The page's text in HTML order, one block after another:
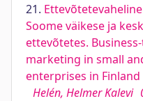
21.
Soome väikese ja
ettevõtetes.
marketing in small
enterprises in Finland
Helén, Helmer Kalevi